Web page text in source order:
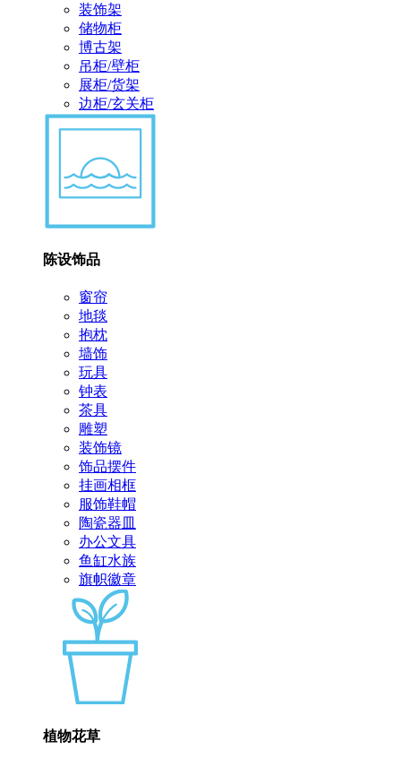
装饰架
储物柜
博古架
吊柜/壁柜
展柜/货架
边柜/玄关柜
陈设饰品
窗帘
地毯
抱枕
墙饰
玩具
钟表
茶具
雕塑
装饰镜
饰品摆件
挂画相框
服饰鞋帽
陶瓷器皿
办公文具
鱼缸水族
旗帜徽章
植物花草